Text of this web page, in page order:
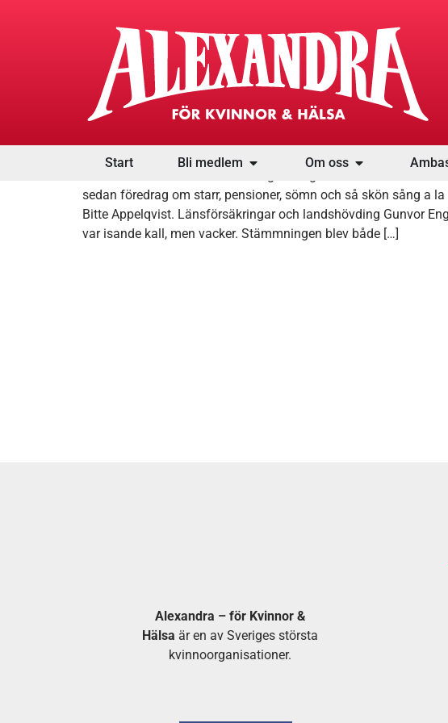
Start Bli medlem Om oss
Tack för en minnesvärd kväll
sedan föredrag om starr, pensioner, sömn och så skön sång a
Bitte Appelqvist. Länsförsäkringar och landshövding Gunvor
var isande kall, men vacker. Stämmningen blev både […]
Alexandra – för Kvinnor &
Hälsa är en av Sveriges största
kvinnoorganisationer.